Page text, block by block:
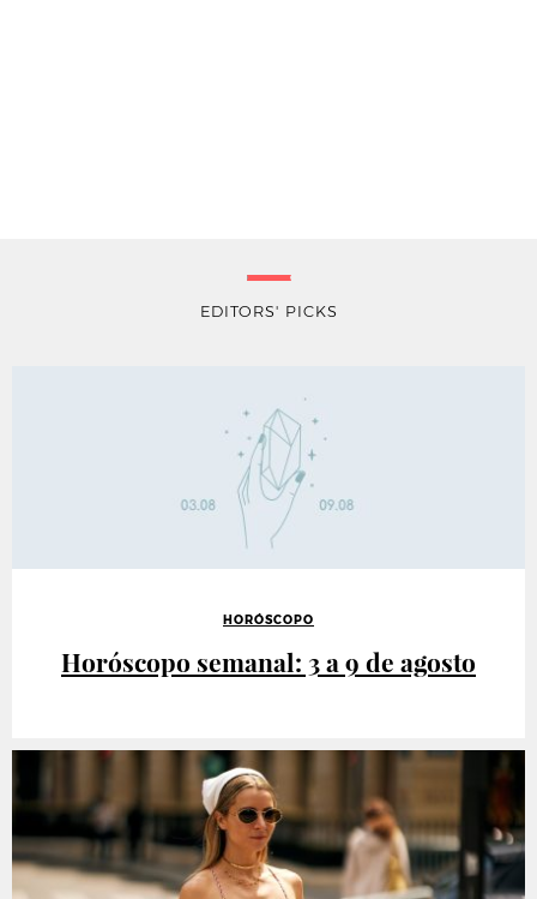
EDITORS' PICKS
HORÓSCOPO
Horóscopo semanal: 3 a 9 de agosto